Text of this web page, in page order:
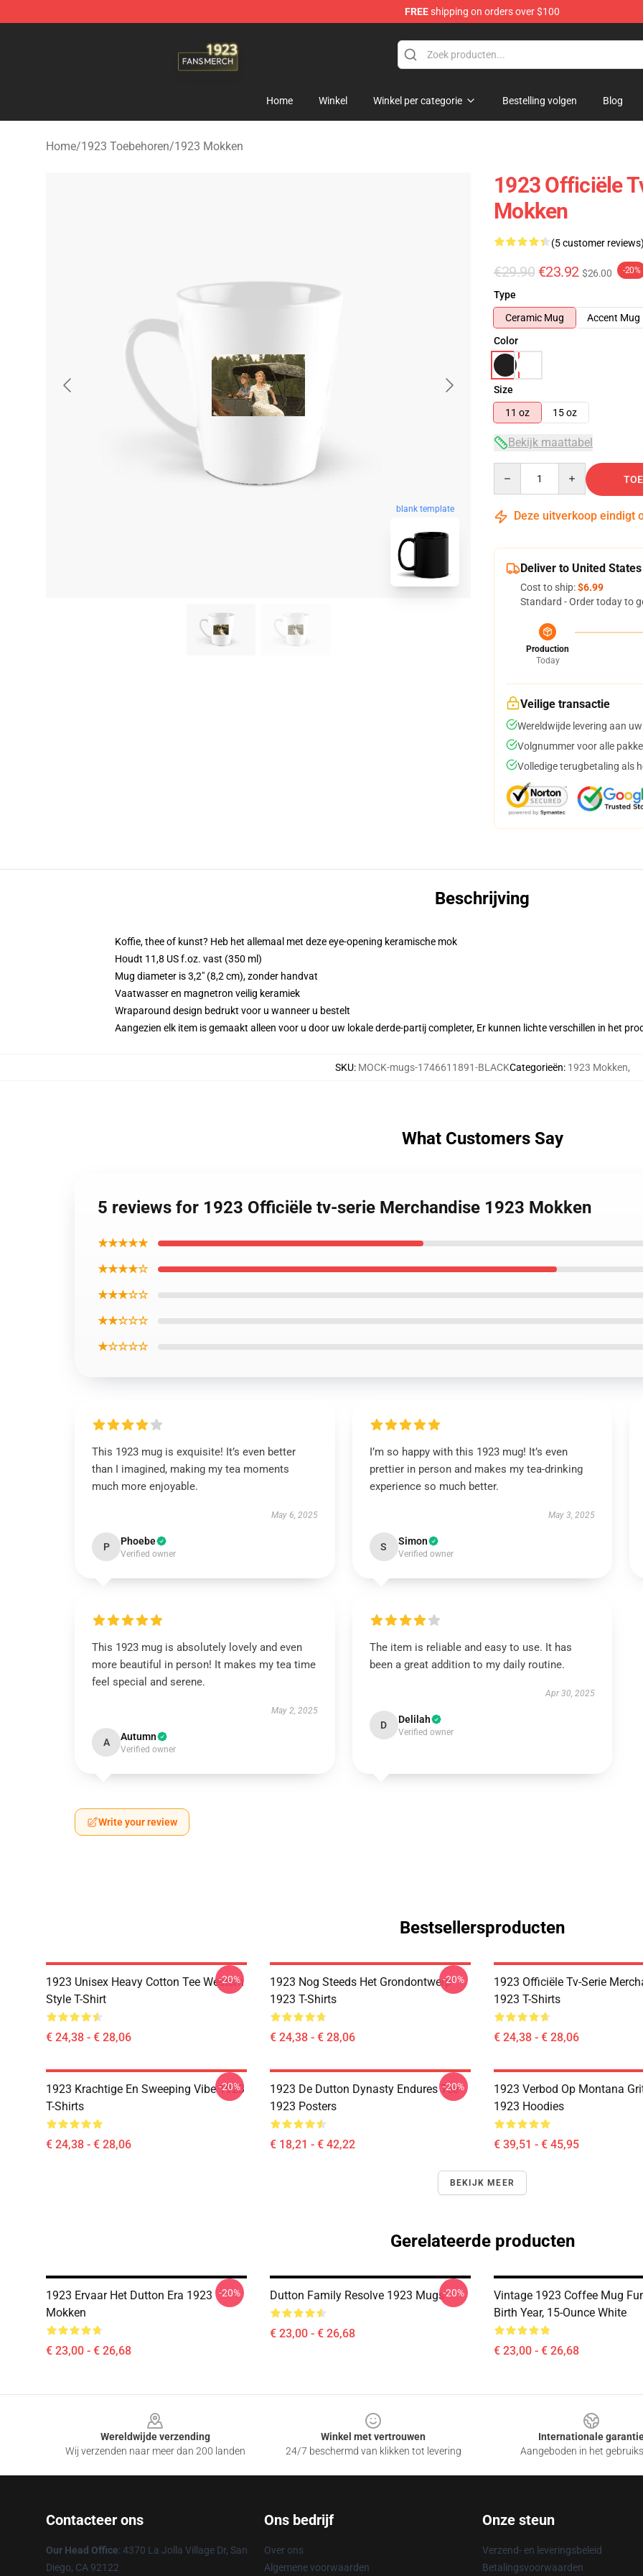
FREEshipping on orders over $100
Home Winkel Winkel per categorie Bestelling volgen Blog
Home/1923 Toebehoren/1923 Mokken
blank template
1923 Officiële
Mokken
(5 customer reviews)
€29.90 €23.92 $26.00 -20%
Type
Ceramic Mug
Accent Mug
Color
Size
11 oz
15 oz
Bekijk maattabel
Deze uitverkoop eindigt
Deliver to United States
Cost to ship:$6.99
Standard - Order today to
Production
Today
Veilige transactie
Wereldwijde levering aan
Volgnummer voor alle
Volledige terugbetaling als
Beschrijving
Koffie, thee of kunst? Heb het allemaal met deze eye-opening keramische mok
Houdt 11,8 US f.oz. vast (350 ml)
Mug diameter is 3,2" (8,2 cm), zonder handvat
Vaatwasser en magnetron veilig keramiek
Wraparound design bedrukt voor u wanneer u bestelt
Aangezien elk item is gemaakt alleen voor u door uw lokale derde-partij completer, Er kunnen lichte verschillen in het
SKU: MOCK-mugs-1746611891-BLACKCategorieën: 1923 Mokken,
What Customers Say
5 reviews for 1923 Officiële tv-serie Merchandise 1923 Mokken
★★★★★
★★★★☆
★★★☆☆
★★☆☆☆
★☆☆☆☆
This 1923 mug is exquisite! It’s even better
than I imagined, making my tea moments
much more enjoyable.
May 6, 2025
P Phoebe
Verified owner
I’m so happy with this 1923 mug! It’s even
prettier in person and makes my tea-drinking
experience so much better.
May 3, 2025
S Simon
Verified owner
This 1923 mug is absolutely lovely and even
more beautiful in person! It makes my tea time
feel special and serene.
May 2, 2025
A Autumn
Verified owner
The item is reliable and easy to use. It has
been a great addition to my daily routine.
Apr 30, 2025
D Delilah
Verified owner
Write your review
Bestsellersproducten
1923 Unisex Heavy Cotton Tee Western
Style T-Shirt
€ 24,38 - € 28,06
-20%
1923 Nog Steeds Het Grondontwerp
1923 T-Shirts
€ 24,38 - € 28,06
-20%
1923 Officiële Tv-Serie
1923 T-Shirts
€ 24,38 - € 28,06
1923 Krachtige En Sweeping Vibe 1923
T-Shirts
€ 24,38 - € 28,06
-20%
1923 De Dutton Dynasty Endures Tee
1923 Posters
€ 18,21 - € 42,22
-20%
1923 Verbod Op Montana
1923 Hoodies
€ 39,51 - € 45,95
BEKIJK MEER
Gerelateerde producten
1923 Ervaar Het Dutton Era 1923
Mokken
€ 23,00 - € 26,68
-20% Dutton Family Resolve 1923 Mugs
€ 23,00 - € 26,68
-20%
Vintage 1923 Coffee Mug
Birth Year, 15-Ounce White
€ 23,00 - € 26,68
Wereldwijde verzending
Wij verzenden naar meer dan 200 landen
Winkel met vertrouwen
24/7 beschermd van klikken tot levering
Internationale
Aangeboden in het
Contacteer ons
Our Head Office: 4370 La Jolla Village Dr, San
Diego, CA 92122
Ons bedrijf
Over ons
Algemene voorwaarden
Onze steun
Verzend- en leveringsbeleid
Betalingsvoorwaarden